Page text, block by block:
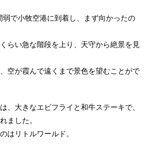
弱で小牧空港に到着し、まず向かったの
らい急な階段を上り、天守から絶景を見
空が霞んで遠くまで景色を望むことがで
、大きなエビフライと和牛ステーキで、
ました。
はリトルワールド。